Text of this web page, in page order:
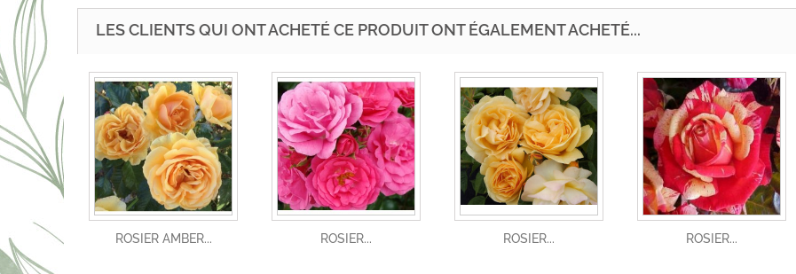
LES CLIENTS QUI ONT ACHETÉ CE PRODUIT ONT ÉGALEMENT ACHETÉ...
ROSIER AMBER... ROSIER... ROSIER... ROSIER...